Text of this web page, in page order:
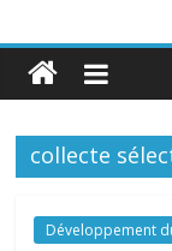
24h
Santé
La
de
collecte
Développement